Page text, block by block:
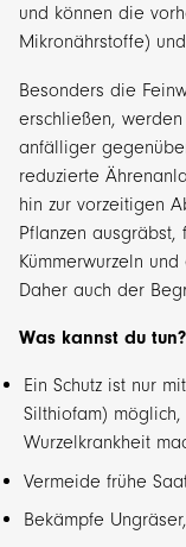
und können die
Mikronährstoffe)
Besonders die
erschließen,
anfälliger
reduzierte
hin zur vorzeitigen
Pflanzen
Kümmerwurzeln
Daher auch der
Was kannst du tun?
Ein Schutz ist nur
Silthiofam)
Wurzelkrankheit
Vermeide frühe
Bekämpfe